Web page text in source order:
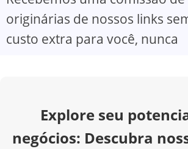
i
o
originárias de nossos links
custo extra para você, nunca
Explore seu
negócios: Descubra